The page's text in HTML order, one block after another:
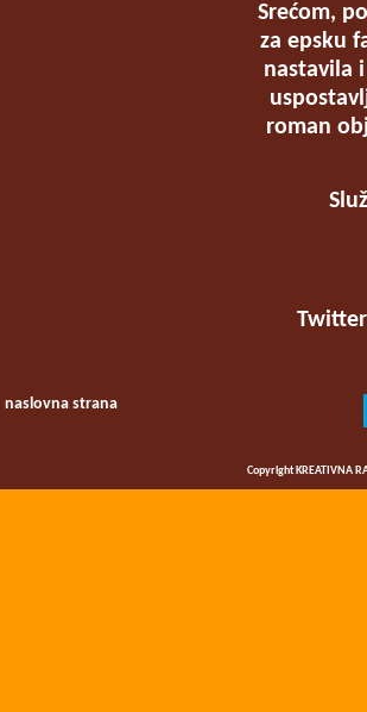
Srećom,
za epsku
nastavila
roman
naslovna strana
Copyright KREATIVNA